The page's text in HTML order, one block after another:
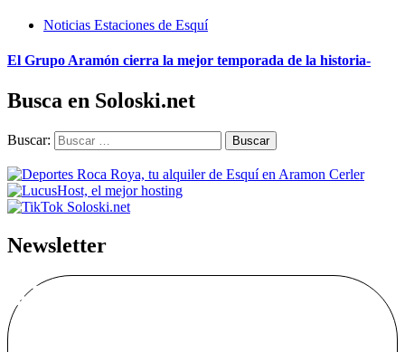
Noticias Estaciones de Esquí
El Grupo Aramón cierra la mejor temporada de la historia-
Busca en Soloski.net
Buscar:
Newsletter
Alta Boletín